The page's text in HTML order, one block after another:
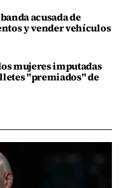
acusada de
y vender vehículos
mujeres imputadas
"premiados" de